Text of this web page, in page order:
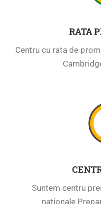
RATA
Centru cu rata de
Suntem centru
nationale